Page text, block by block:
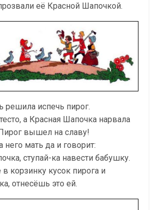
её Красной Шапочкой.
испечь пирог.
а Красная Шапочка нарвала
вышел на славу!
него мать да и говорит:
ступай-ка навести бабушку.
корзинку кусок пирога и
отнесёшь это ей.